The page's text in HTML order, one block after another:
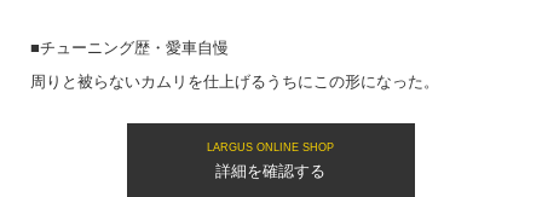
■チューニング歴・愛車自慢
周りと被らないカムリを仕上げるうちにこの形になった。
LARGUS ONLINE SHOP
詳細を確認する